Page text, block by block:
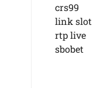
crs99
link slot
rtp live
sbobet